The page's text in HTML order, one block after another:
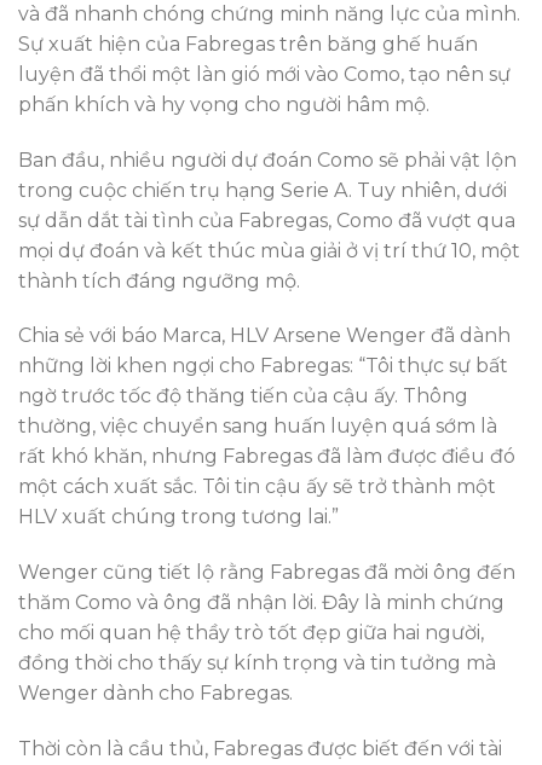
và đã nhanh chóng chứng minh năng lực của mình.
Sự xuất hiện của Fabregas trên băng ghế huấn
luyện đã thổi một làn gió mới vào Como, tạo nên sự
phấn khích và hy vọng cho người hâm mộ.
Ban đầu, nhiều người dự đoán Como sẽ phải vật lộn
trong cuộc chiến trụ hạng Serie A. Tuy nhiên, dưới
sự dẫn dắt tài tình của Fabregas, Como đã vượt qua
mọi dự đoán và kết thúc mùa giải ở vị trí thứ 10, một
thành tích đáng ngưỡng mộ.
Chia sẻ với báo Marca, HLV Arsene Wenger đã dành
những lời khen ngợi cho Fabregas: “Tôi thực sự bất
ngờ trước tốc độ thăng tiến của cậu ấy. Thông
thường, việc chuyển sang huấn luyện quá sớm là
rất khó khăn, nhưng Fabregas đã làm được điều đó
một cách xuất sắc. Tôi tin cậu ấy sẽ trở thành một
HLV xuất chúng trong tương lai.”
Wenger cũng tiết lộ rằng Fabregas đã mời ông đến
thăm Como và ông đã nhận lời. Đây là minh chứng
cho mối quan hệ thầy trò tốt đẹp giữa hai người,
đồng thời cho thấy sự kính trọng và tin tưởng mà
Wenger dành cho Fabregas.
Thời còn là cầu thủ, Fabregas được biết đến với tài